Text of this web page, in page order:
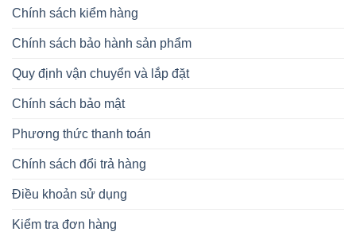
Chính sách kiểm hàng
Chính sách bảo hành sản phẩm
Quy định vận chuyển và lắp đặt
Chính sách bảo mật
Phương thức thanh toán
Chính sách đổi trả hàng
Điều khoản sử dụng
Kiểm tra đơn hàng